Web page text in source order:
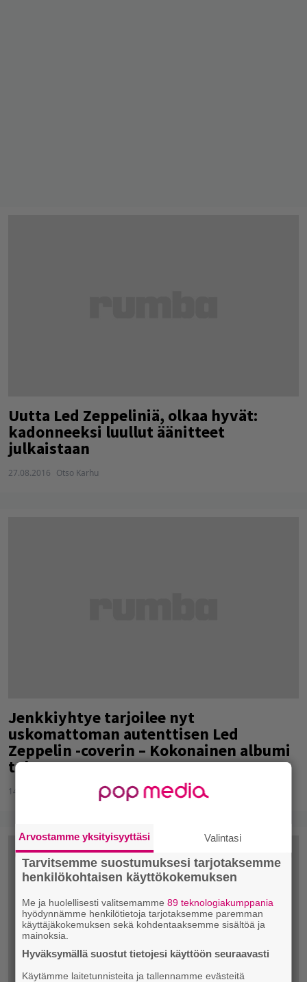
Uutta Led Zeppeliniä, olkaa hyvät:
kadonneeksi luullut äänitteet
julkaistaan
27.08.2016 Otso Karhu
Jenkkiyhtye tarjoilee nyt
uskomattoman autenttisen Led
Zeppelin -coverin – Kokonainen albumi
tulossa
14.05.2016 Tuukka Hämäläinen
Arvostamme yksityisyyttäsi Valintasi
Tarvitsemme suostumuksesi tarjotaksemme
henkilökohtaisen käyttökokemuksen
Me ja huolellisesti valitsemamme89 teknologiakumppania
hyödynnämme henkilötietoja tarjotaksemme paremman
käyttäjäkokemuksen sekä kohdentaaksemme sisältöä ja
mainoksia.
Hyväksymällä suostut tietojesi käyttöön seuraavasti
Käytämme laitetunnisteita ja tallennamme evästeitä